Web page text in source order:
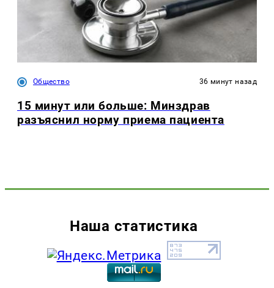
Общество 36 минут назад
15 минут или больше: Минздрав
разъяснил норму приема пациента
Наша статистика